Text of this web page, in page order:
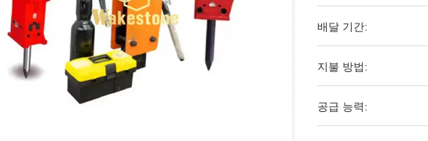
배달 기간:
지불 방법:
공급 능력: